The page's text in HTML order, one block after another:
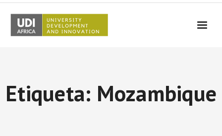
Eventos
Etiqueta: Mozambique